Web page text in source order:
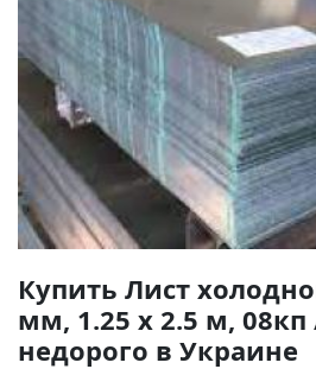
Купить Лист
мм, 1.25 х 2.5 м, 08кп
недорого в Украине